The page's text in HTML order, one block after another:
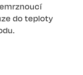
do teploty